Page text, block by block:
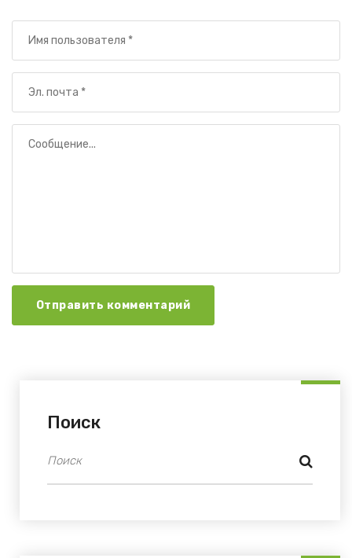
Отправить комментарий
Поиск